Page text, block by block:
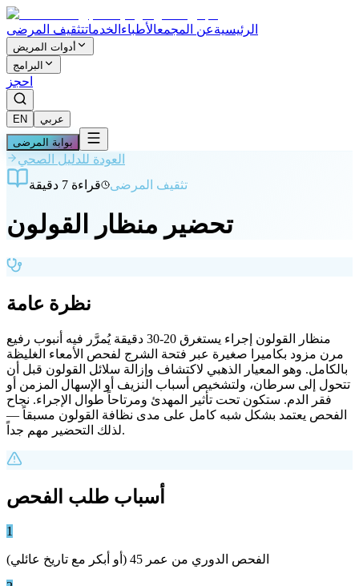
الرئيسيةعن المجمعالأطباء الخدماتتثقيف المرضى
أدوات المريض
البرامج
احجز
EN
عربي
بوابة المرضى
العودة للدليل الصحي
تثقيف المرضى
قراءة 7 دقيقة
تحضير منظار القولون
نظرة عامة
منظار القولون إجراء يستغرق 20-30 دقيقة يُمرَّر فيه أنبوب رفيع
مرن مزود بكاميرا صغيرة عبر فتحة الشرج لفحص الأمعاء الغليظة
بالكامل. وهو المعيار الذهبي لاكتشاف وإزالة سلائل القولون قبل أن
تتحول إلى سرطان، ولتشخيص أسباب النزيف أو الإسهال المزمن أو
فقر الدم. ستكون تحت تأثير المهدئ ومرتاحاً طوال الإجراء. نجاح
الفحص يعتمد بشكل شبه كامل على مدى نظافة القولون مسبقاً —
لذلك التحضير مهم جداً.
أسباب طلب الفحص
1
الفحص الدوري من عمر 45 (أو أبكر مع تاريخ عائلي)